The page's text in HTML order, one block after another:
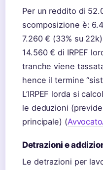
Per un reddito di
scomposizione è:
7.260 € (33% su
14.560 € di IRPEF
tranche viene
hence il termine
L’IRPEF lorda si
le deduzioni
principale) (
Detrazioni e
Le detrazioni per